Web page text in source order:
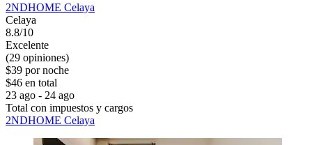
2NDHOME Celaya
Celaya
8.8/10
Excelente
(29 opiniones)
$39 por noche
$46 en total
23 ago - 24 ago
Total con impuestos y cargos
2NDHOME Celaya